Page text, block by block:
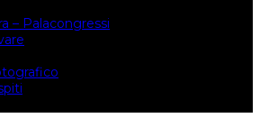
– Palacongressi